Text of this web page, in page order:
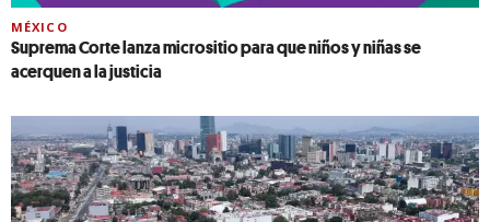
MÉXICO
Suprema Corte lanza micrositio para que niños y niñas se
acerquen a la justicia